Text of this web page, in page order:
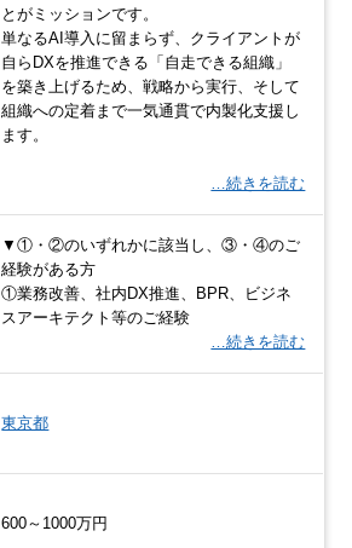
とがミッションです。
単なるAI導入に留まらず、クライアントが
自らDXを推進できる「自走できる組織」
を築き上げるため、戦略から実行、そして
組織への定着まで一気通貫で内製化支援し
ます。
…続きを読む
▼①・②のいずれかに該当し、③・④のご
経験がある方
①業務改善、社内DX推進、BPR、ビジネ
スアーキテクト等のご経験
…続きを読む
東京都
600～1000万円